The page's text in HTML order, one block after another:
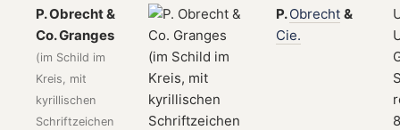
P. Obrecht &
Co. Granges
(im Schild im
Kreis, mit
kyrillischen
Schriftzeichen
P.Obrecht &
Cie.